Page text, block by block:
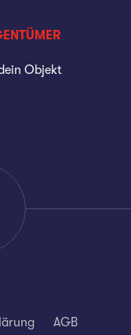
Objekt
AGB